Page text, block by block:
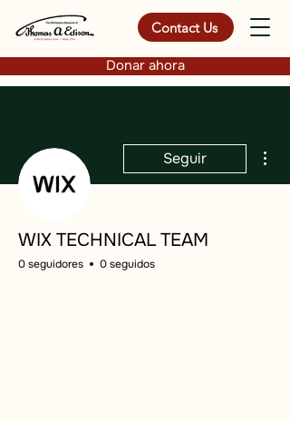
Contact Us
Donar ahora
Seguir
WIX TECHNICAL TEAM
0 seguidores 0 seguidos